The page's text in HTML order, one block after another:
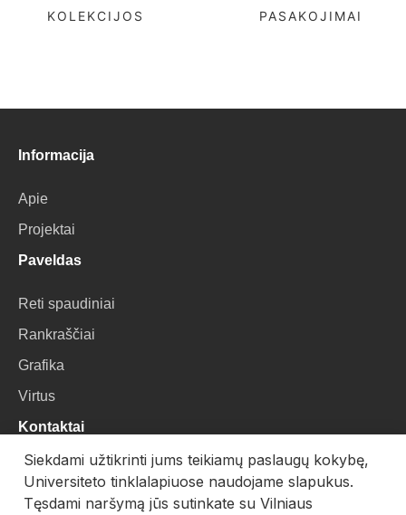
KOLEKCIJOS PASAKOJIMAI
Informacija
Apie
Projektai
Paveldas
Reti spaudiniai
Rankraščiai
Grafika
Virtus
Kontaktai
VU Biblioteka
Universiteto g. 3, LT-01122, Vilnius
Siekdami užtikrinti jums teikiamų paslaugų kokybę,
Universiteto tinklalapiuose naudojame slapukus.
Tęsdami naršymą jūs sutinkate su Vilniaus